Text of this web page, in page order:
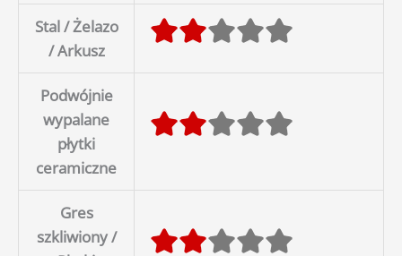
Stal / Żelazo
/ Arkusz
Podwójnie
wypalane
płytki
ceramiczne
Gres
szkliwiony /